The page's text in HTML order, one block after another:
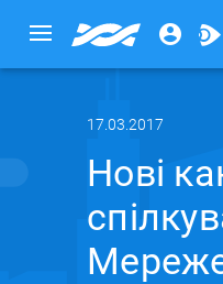
17.03.2017
Нові